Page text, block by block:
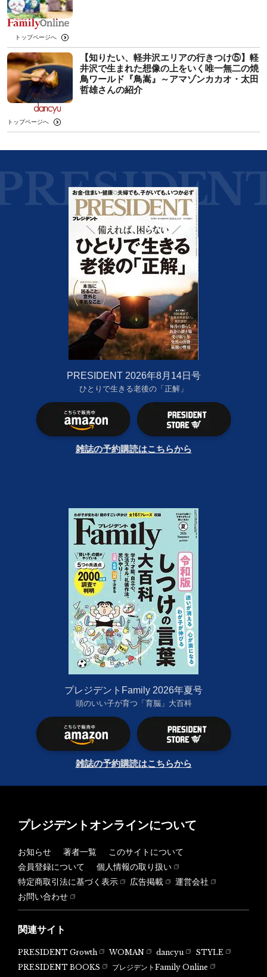
トップページへ
【知りたい、軽井沢エリアの行きつけ⑤】軽
井沢で生まれた想像の上をいく唯一無二の焼
鳥ワールド『鳥嵩』～アマゾンカカオ・太田
哲雄さんの紹介
トップページへ
PRESIDENT 2026年8月14日号
ひとりで生きる老後の「正解」
雑誌の予約購読はこちらから
プレジデントFamily 2026年夏号
頭のいい子が育つ「育脳」大百科
雑誌の予約購読はこちらから
プレジデントオンラインについて
お知らせ 著者一覧
このサイトについて
会員登録について
個人情報の取り扱い
特定商取引法に基づく表示
広告掲載
運営会社
お問い合わせ
関連サイト
PRESIDENT Growth WOMAN dancyu
STYLE
PRESIDENT BOOKS
プレジデントFamily Online